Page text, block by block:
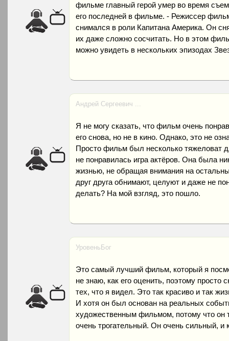
фильме главный герой умер во время
его последней в фильме. - Режиссер
снимался в роли Капитана Америка. Он
их даже сложно сосчитать. Но в этом
можно увидеть в нескольких эпизодах
Андрей Сергеевич ...
Я не могу сказать, что фильм очень
его снова, но не в кино. Однако, это не
Просто фильм был несколько тяжеловат
не понравилась игра актёров. Она была
жизнью, не обращая внимания на
друг друга обнимают, целуют и даже не
делать? На мой взгляд, это пошло.
УровеньБог
Это самый лучший фильм, который я
не знаю, как его оценить, поэтому
тех, что я видел. Это так красиво и так
И хотя он был основан на реальных
художественным фильмом, потому что он
очень трогательный. Он очень сильный, и